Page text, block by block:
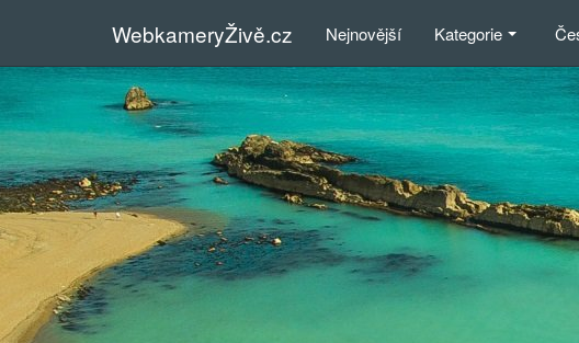
WebkameryŽivě.cz Nejnovější Kategorie